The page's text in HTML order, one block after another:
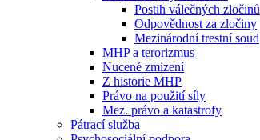
Postih válečných zločinů
Odpovědnost za zločiny
Mezinárodní trestní soud
MHP a terorizmus
Nucené zmizení
Z historie MHP
Právo na použití síly
Mez. právo a katastrofy
Pátrací služba